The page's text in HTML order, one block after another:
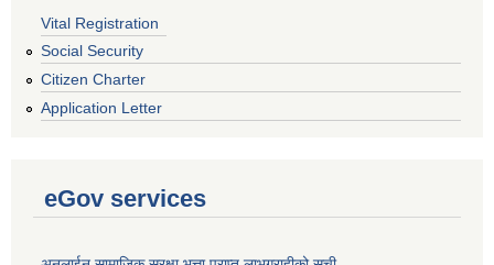
Vital Registration
Social Security
Citizen Charter
Application Letter
eGov services